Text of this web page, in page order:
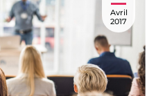
Avril
2017